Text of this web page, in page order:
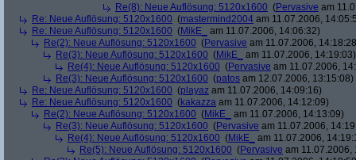
Re(8): Neue Auflösung: 5120x1600 (Pervasive am
Re: Neue Auflösung: 5120x1600 (mastermind2004 am 11.07.2006,
Re: Neue Auflösung: 5120x1600 (MikE_
am 11.07.2006, 14:06:32)
Re(2): Neue Auflösung: 5120x1600 (Pervasive am 11.07.2006,
Re(3): Neue Auflösung: 5120x1600 (MikE_
am 11.07.2006, 14:19:03)
Re(4): Neue Auflösung: 5120x1600 (Pervasive am 11.07.2006,
Re(3): Neue Auflösung: 5120x1600 (patos am 12.07.2006, 13:15:08)
Re: Neue Auflösung: 5120x1600 (playaz am 11.07.2006, 14:09:16)
Re: Neue Auflösung: 5120x1600 (kakazza am 11.07.2006, 14:12:09)
Re(2): Neue Auflösung: 5120x1600 (MikE_
am 11.07.2006, 14:13:09)
Re(3): Neue Auflösung: 5120x1600 (Pervasive am 11.07.2006,
Re(4): Neue Auflösung: 5120x1600 (MikE_
am 11.07.2006,
Re(5): Neue Auflösung: 5120x1600 (Pervasive am 11.07.2006,